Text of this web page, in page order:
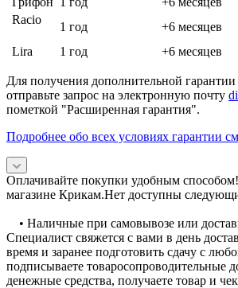
Racio
1 год
+6 месяцев
Lira
1 год +6 месяцев
Для получения дополнительной
отправьте запрос на электронную почту
пометкой "Расширенная гарантия".
Подробнее обо всех условиях гарантии
Оплачивайте покупки удобным
магазине Крикам.Нет доступны
• Наличные при самовывозе или
Специалист свяжется с вами в день
время и заранее подготовить сдачу с
подписываете товаросопроводительные
денежные средства, получаете товар и